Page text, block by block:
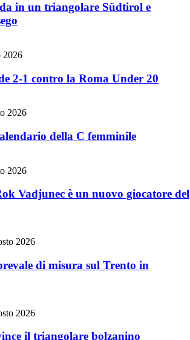
in un triangolare Südtirol e
2026
2-1 contro la Roma Under 20
2026
della C femminile
2026
Vadjunec è un nuovo giocatore del
2026
di misura sul Trento in
2026
il triangolare bolzanino